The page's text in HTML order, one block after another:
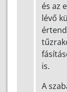
és az
lévő
is.
A